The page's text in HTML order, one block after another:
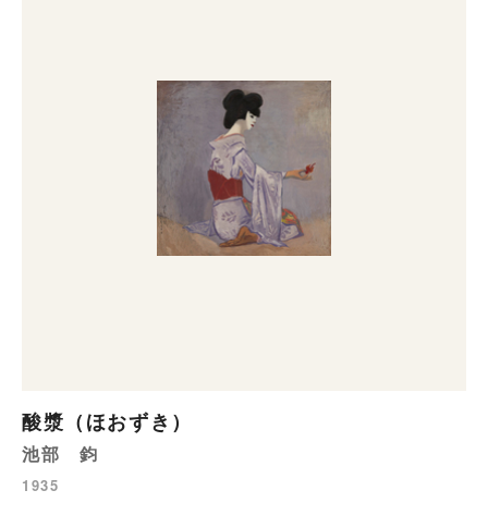
酸漿（ほおずき）
池部 鈞
1935